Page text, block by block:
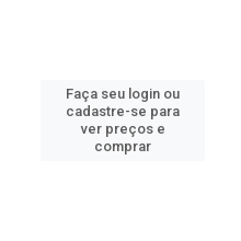
Faça seu login ou
cadastre-se para
ver preços e
comprar